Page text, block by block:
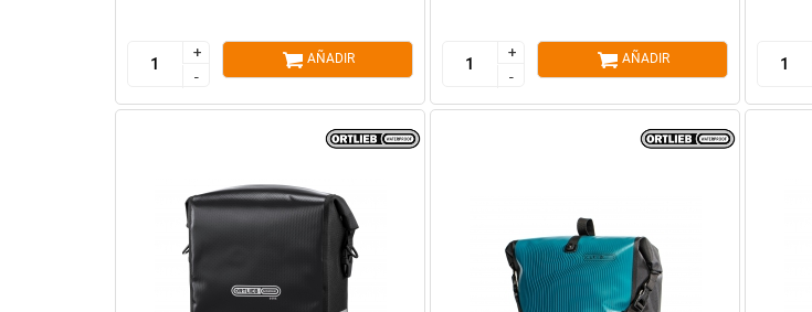
+
-
+
-
AÑADIR
+
-
+
-
AÑADIR